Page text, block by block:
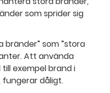
som sprider sig
bränder” som ”stora
Att använda
exempel brand i
fungerar dåligt.